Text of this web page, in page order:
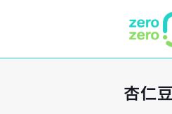
杏仁